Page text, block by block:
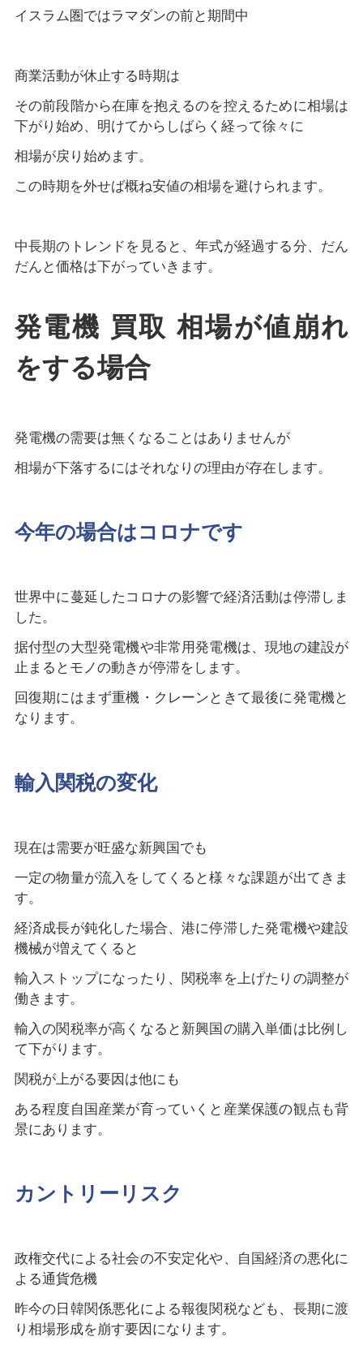
イスラム圏ではラマダンの前と期間中
商業活動が休止する時期は
その前段階から在庫を抱えるのを控えるために相場は
下がり始め、明けてからしばらく経って徐々に
相場が戻り始めます。
この時期を外せば概ね安値の相場を避けられます。
中長期のトレンドを見ると、年式が経過する分、だん
だんと価格は下がっていきます。
発電機 買取 相場が値崩れ
をする場合
発電機の需要は無くなることはありませんが
相場が下落するにはそれなりの理由が存在します。
今年の場合はコロナです
世界中に蔓延したコロナの影響で経済活動は停滞しま
した。
据付型の大型発電機や非常用発電機は、現地の建設が
止まるとモノの動きが停滞をします。
回復期にはまず重機・クレーンときて最後に発電機と
なります。
輸入関税の変化
現在は需要が旺盛な新興国でも
一定の物量が流入をしてくると様々な課題が出てきま
す。
経済成長が鈍化した場合、港に停滞した発電機や建設
機械が増えてくると
輸入ストップになったり、関税率を上げたりの調整が
働きます。
輸入の関税率が高くなると新興国の購入単価は比例し
て下がります。
関税が上がる要因は他にも
ある程度自国産業が育っていくと産業保護の観点も背
景にあります。
カントリーリスク
政権交代による社会の不安定化や、自国経済の悪化に
よる通貨危機
昨今の日韓関係悪化による報復関税なども、長期に渡
り相場形成を崩す要因になります。